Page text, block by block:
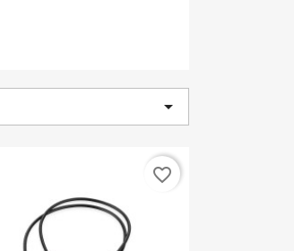

favorite_border